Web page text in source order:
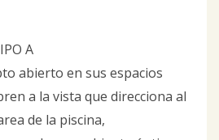
A
abierto en sus espacios
a la vista que direcciona al
de la piscina,